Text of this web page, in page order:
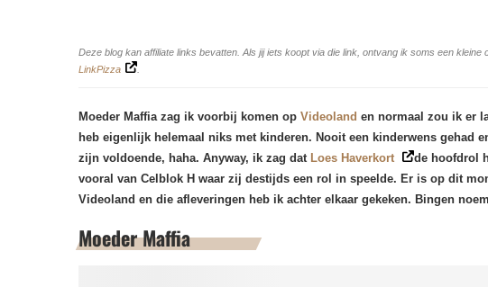
Deze blog kan affiliate links bevatten. Als jij iets koopt via die link, ontvang ik soms een
LinkPizza
Moeder Maffia zag ik voorbij komen op Videoland en normaal zou ik er
heb eigenlijk helemaal niks met kinderen. Nooit een kinderwens gehad
zijn voldoende, haha. Anyway, ik zag dat Loes Haverkort
de hoofdrol
vooral van Celblok H waar zij destijds een rol in speelde. Er is op dit
Videoland en die afleveringen heb ik achter elkaar gekeken. Bingen
Moeder Maffia